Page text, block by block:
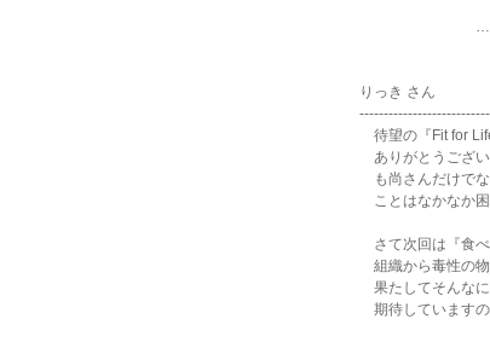
りっき さん
待望の『Fit for
ありがとうござ
も尚さんだけで
ことはなかなか困
さて次回は『食べ
組織から毒性の物
果たしてそんなに
期待していますの